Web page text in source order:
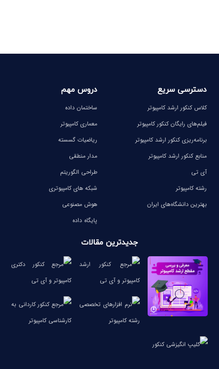
دسترسی سریع
کلاس کنکور ارشد کامپیوتر
فیلم‌های رایگان کنکور کامپیوتر
برنامه‌ریزی کنکور ارشد کامپیوتر
منابع کنکور ارشد کامپیوتر
آی تی
رشته کامپیوتر
بهترین دانشگاه‌های ایران
دروس مهم
ساختمان داده
معماری کامپیوتر
ریاضیات گسسته
مدار منطقی
طراحی الگوریتم
شبکه های کامپیوتری
هوش مصنوعی
پایگاه داده
جدیدترین مقالات